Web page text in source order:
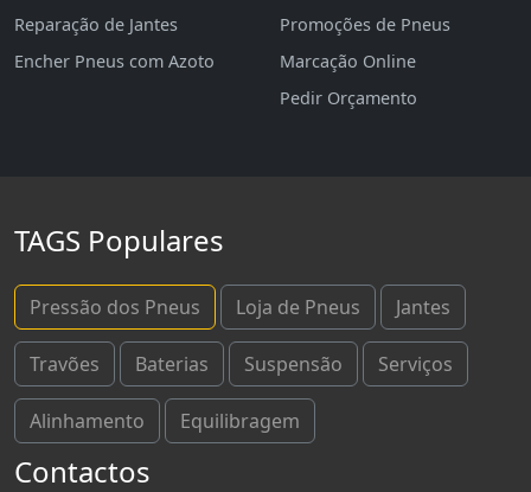
Reparação de Jantes
Encher Pneus com Azoto
Promoções de Pneus
Marcação Online
Pedir Orçamento
TAGS Populares
Pressão dos Pneus Loja de Pneus Jantes
Travões Baterias Suspensão Serviços
Alinhamento Equilibragem
Contactos